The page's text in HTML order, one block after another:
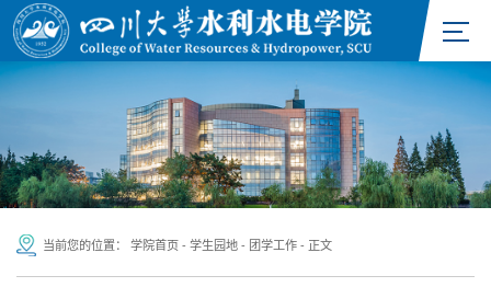
当前您的位置： 学院首页 - 学生园地 - 团学工作 - 正文